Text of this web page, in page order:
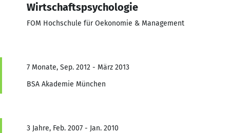
Wirtschaftspsychologie
FOM Hochschule für Oekonomie & Management
7 Monate, Sep. 2012 - März 2013
BSA Akademie München
3 Jahre, Feb. 2007 - Jan. 2010